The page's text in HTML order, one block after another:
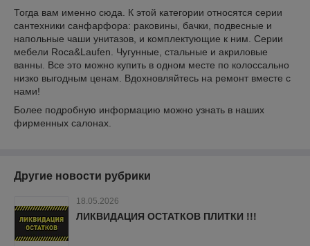
Тогда вам именно сюда. К этой категории относятся серии
сантехники санфарфора: раковины, бачки, подвесные и
напольные чаши унитазов, и комплектующие к ним. Серии
мебели Roca&Laufen . Чугунные, стальные и акриловые
ванны. Все это можно купить в одном месте по колоссально
низко выгодным ценам. Вдохновляйтесь на ремонт вместе с
нами!
Более подробную информацию можно узнать в наших
фирменных салонах.
Другие новости рубрики
18.05.2026
ЛИКВИДАЦИЯ ОСТАТКОВ ПЛИТКИ !!!